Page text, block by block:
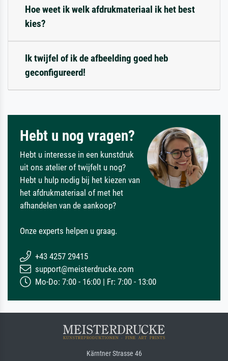
Hoe weet ik welk afdrukmateriaal ik het best
kies?
Ik twijfel of ik de afbeelding goed heb
geconfigureerd!
Hebt u nog vragen?
Hebt u interesse in een kunstdruk
uit ons atelier of twijfelt u nog?
Hebt u hulp nodig bij het kiezen van
het afdrukmateriaal of met het
afhandelen van de aankoop?
Onze experts helpen u graag.
+43 4257 29415
support@meisterdrucke.com
Mo-Do: 7:00 - 16:00 | Fr: 7:00 - 13:00
Kärntner Strasse 46